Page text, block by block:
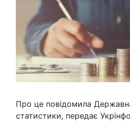
Про це повідомила
статистики, передає